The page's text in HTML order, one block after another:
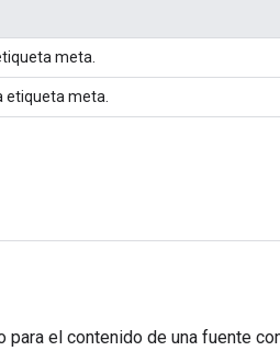
meta.
etiqueta meta.
para el contenido de una fuente